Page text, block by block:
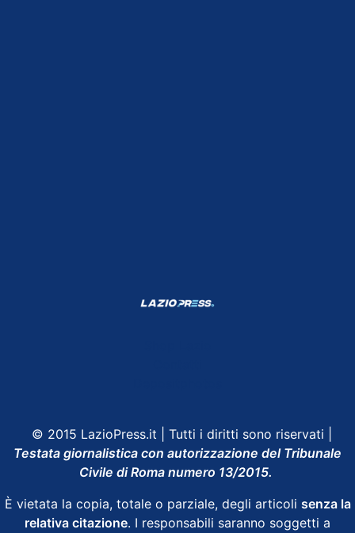
© 2015 LazioPress.it | Tutti i diritti sono riservati |
Testata giornalistica con autorizzazione del Tribunale
Civile di Roma numero 13/2015.
È vietata la copia, totale o parziale, degli articoli senza la
relativa citazione. I responsabili saranno soggetti a